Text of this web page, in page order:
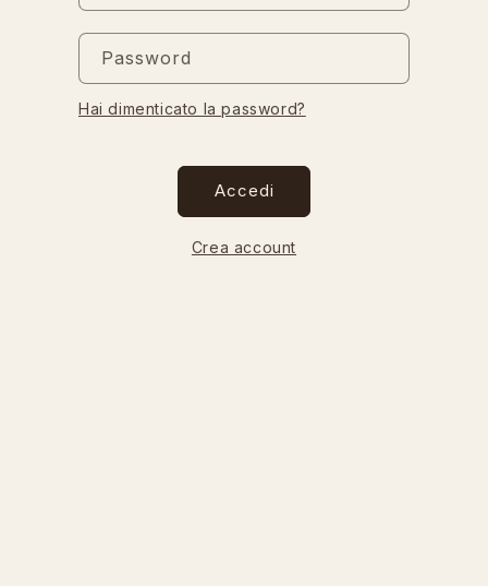
Password
Hai dimenticato la password?
Accedi
Crea account